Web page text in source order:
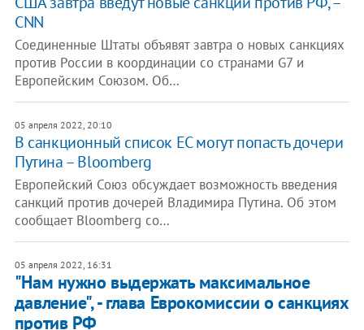
CNN
Соединенные Штаты объявят завтра о новых санкциях
против России в координации со странами G7 и
Европейским Союзом. Об…
05 апреля 2022, 20:10
В санкционный список ЕС могут попасть дочери
Путина – Bloomberg
Европейский Союз обсуждает возможность введения
санкций против дочерей Владимира Путина. Об этом
сообщает Bloomberg со…
05 апреля 2022, 16:31
"Нам нужно выдержать максимальное
давление", - глава Еврокомиссии о санкциях
против РФ